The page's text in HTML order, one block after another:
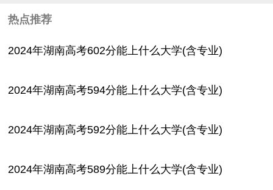
热点推荐
2024年湖南高考602分能上什么大学(含专业)
2024年湖南高考594分能上什么大学(含专业)
2024年湖南高考592分能上什么大学(含专业)
2024年湖南高考589分能上什么大学(含专业)